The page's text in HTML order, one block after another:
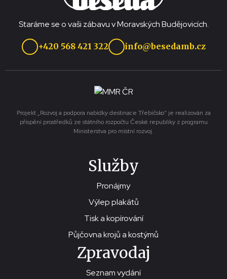
Staráme se o vaši zábavu v Moravských Budějovicích.
+420 568 421 322 info@besedamb.cz
Projekt „Rozvoj a podpora nabídky destinace Třebíčsko“ je realizován za
přispění prostředků ze státního rozpočtu České republiky z programu
Ministerstva pro místní rozvoj.
Služby
Pronájmy
Výlep plakátů
Tisk a kopírování
Půjčovna krojů a kostýmů
Zpravodaj
Seznam vydání